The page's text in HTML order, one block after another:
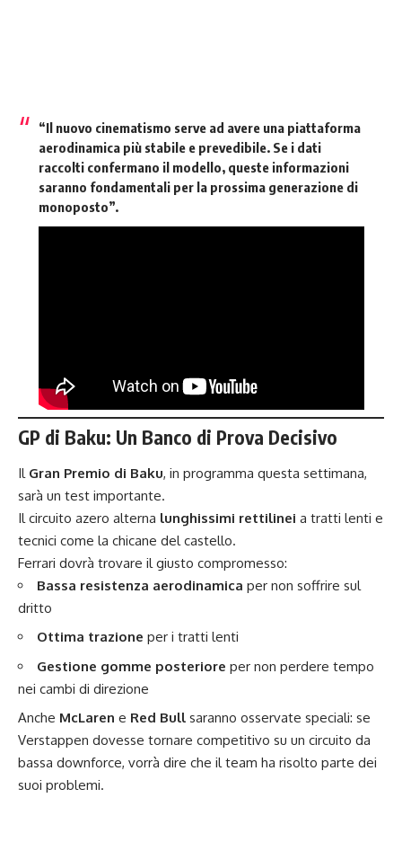
“Il nuovo cinematismo serve ad avere una piattaforma
aerodinamica più stabile e prevedibile. Se i dati
raccolti confermano il modello, queste informazioni
saranno fondamentali per la prossima generazione di
monoposto”.
GP di Baku: Un Banco di Prova Decisivo
Il Gran Premio di Baku, in programma questa settimana,
sarà un test importante.
Il circuito azero alterna lunghissimi rettilinei a tratti lenti e
tecnici come la chicane del castello.
Ferrari dovrà trovare il giusto compromesso:
Bassa resistenza aerodinamica per non soffrire sul
dritto
Ottima trazione per i tratti lenti
Gestione gomme posteriore per non perdere tempo
nei cambi di direzione
Anche McLaren e Red Bull saranno osservate speciali: se
Verstappen dovesse tornare competitivo su un circuito da
bassa downforce, vorrà dire che il team ha risolto parte dei
suoi problemi.